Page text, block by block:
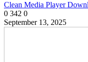
Clean Media Player
0 342 0
September 13, 2025